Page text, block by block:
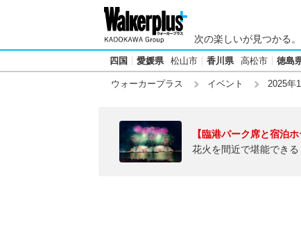
次の楽しいが見つかる。
四国 愛媛県 松山市 香川県 高松市 徳島
ウォーカープラス イベント 2025年
【臨港パーク席と宿泊ホ
花火を間近で堪能でき